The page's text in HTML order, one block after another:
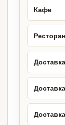
Кафе
Ресторан